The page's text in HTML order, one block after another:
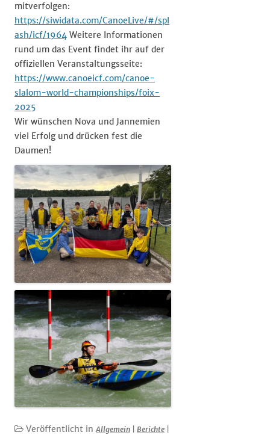
mitverfolgen:
https://siwidata.com/CanoeLive/#/spl
ash/icf/1964 Weitere Informationen
rund um das Event findet ihr auf der
offiziellen Veranstaltungsseite:
https://www.canoeicf.com/canoe-
slalom-world-championships/foix-
2025
Wir wünschen Nova und Jannemien
viel Erfolg und drücken fest die
Daumen!
Veröffentlicht inAllgemein Berichte